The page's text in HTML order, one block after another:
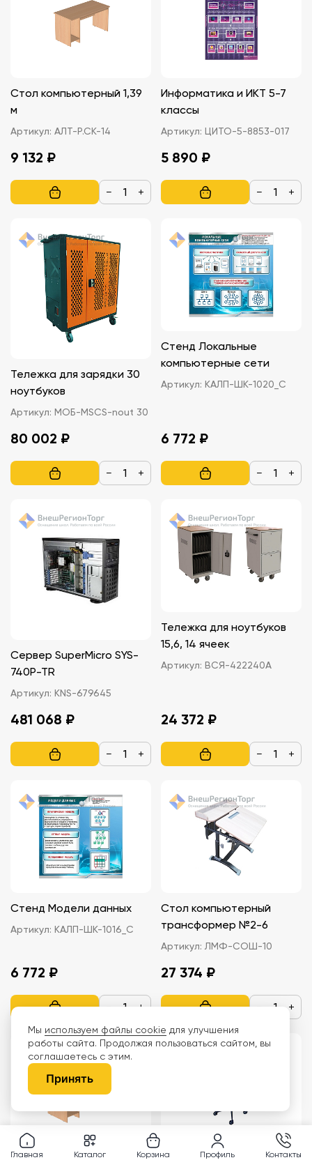
Стол компьютерный 1,39
м
Артикул: АЛТ-Р.СК-14
9 132 ₽
− +
Информатика и ИКТ 5-7
классы
Артикул: ЦИТО-5-8853-017
5 890 ₽
− +
Тележка для зарядки 30
ноутбуков
Артикул: МОБ-MSCS-nout 30
80 002 ₽
− +
Стенд Локальные
компьютерные сети
Артикул: КАЛП-ШК-1020_С
6 772 ₽
− +
Сервер SuperMicro SYS-
740P-TR
Артикул: KNS-679645
481 068 ₽
− +
Тележка для ноутбуков
15,6, 14 ячеек
Артикул: ВСЯ-422240A
24 372 ₽
− +
Стенд Модели данных
Артикул: КАЛП-ШК-1016_С
6 772 ₽
− +
Стол компьютерный
трансформер №2-6
Артикул: ЛМФ-СОШ-10
27 374 ₽
− +
Стол компьютерный 1,19 м Стул ученический
Главная Каталог Корзина Профиль Контакты
Мы используем файлы cookie для улучшения
работы сайта. Продолжая пользоваться сайтом, вы
соглашаетесь с этим.
Принять